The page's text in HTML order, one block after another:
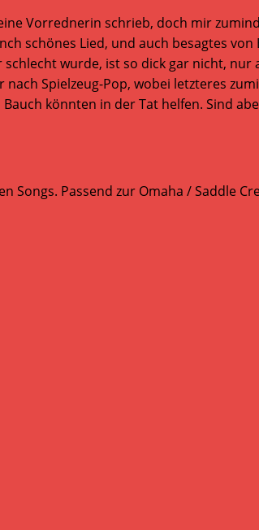
Vorrednerin schrieb, doch mir
schönes Lied, und auch besagtes
wurde, ist so dick gar nicht,
Spielzeug-Pop, wobei letzteres
könnten in der Tat helfen. Sind
Songs. Passend zur Omaha / Saddle